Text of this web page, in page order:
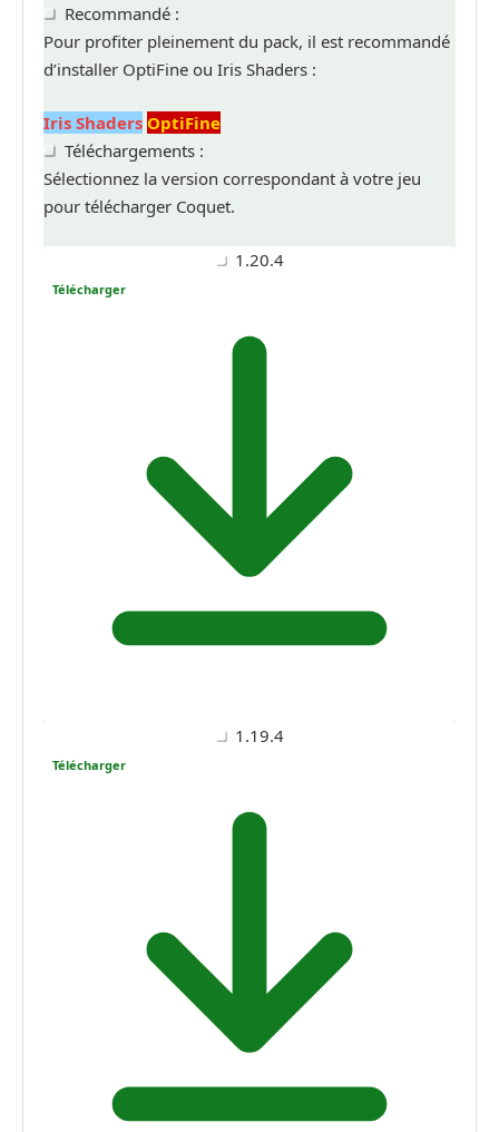
Recommandé :
Pour profiter pleinement du pack, il est recommandé
d’installer OptiFine ou Iris Shaders :
Iris Shaders OptiFine
Téléchargements :
Sélectionnez la version correspondant à votre jeu
pour télécharger Coquet.
1.20.4
Télécharger
1.19.4
Télécharger